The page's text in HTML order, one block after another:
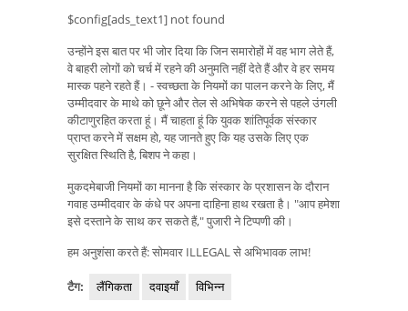
$config[ads_text1] not found
उन्होंने इस बात पर भी जोर दिया कि जिन समारोहों में वह भाग लेते हैं,
वे बाहरी लोगों को चर्च में रहने की अनुमति नहीं देते हैं और वे हर समय
मास्क पहने रहते हैं। - स्वच्छता के नियमों का पालन करने के लिए, मैं
उम्मीदवार के माथे को छूने और तेल से अभिषेक करने से पहले उंगली
कीटाणुरहित करता हूं। मैं चाहता हूं कि युवक शांतिपूर्वक संस्कार
प्राप्त करने में सक्षम हो, यह जानते हुए कि यह उसके लिए एक
सुरक्षित स्थिति है, बिशप ने कहा।
मुकदमेबाजी नियमों का मानना ​​है कि संस्कार के प्रशासन के दौरान
गवाह उम्मीदवार के कंधे पर अपना दाहिना हाथ रखता है। "आप हमेशा
इसे दस्ताने के साथ कर सकते हैं," पुजारी ने टिप्पणी की।
हम अनुशंसा करते हैं: सोमवार ILLEGAL से अभिभावक लाभ!
टैग: लैंगिकता दवाइयाँ विभिन्न